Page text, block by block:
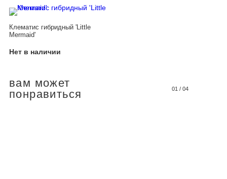
Клематис гибридный 'Little
Mermaid'
Нет в наличии
вам может
понравиться
01 / 04